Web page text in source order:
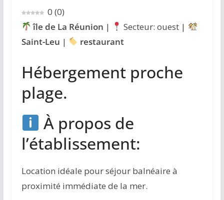
0 (0)
île de La Réunion |
Secteur: ouest |
Saint-Leu | restaurant
Hébergement proche
plage.
À propos de
l’établissement:
Location idéale pour séjour balnéaire à
proximité immédiate de la mer.